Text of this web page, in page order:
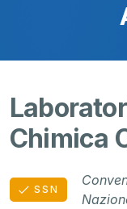
Chimica
SSN